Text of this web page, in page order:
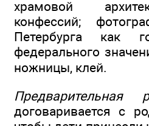
храмовой
конфессий;
Петербурга как
федерального
ножницы, клей.
Предварительная
договаривается с